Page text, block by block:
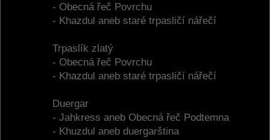
- Obecná řeč Povrchu
- Khazdul aneb staré trpasličí nářečí
Trpaslík zlatý
- Obecná řeč Povrchu
- Khazdul aneb staré trpasličí nářečí
Duergar
- Jahkress aneb Obecná řeč Podtemna
- Khuzdul aneb duergarština